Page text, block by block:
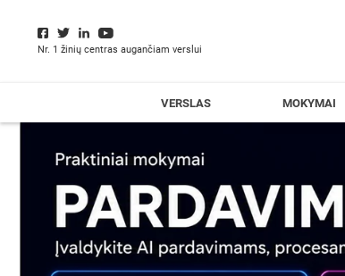
Nr. 1 žinių centras augančiam verslui
VERSLAS MOKYMAI